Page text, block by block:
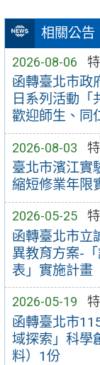
相關公告
2026-08-06
函轉臺北市政
日系列活動「
歡迎師生、同
2026-08-03
臺北市濱江實
縮短修業年限
2026-05-25
函轉臺北市立
異教育方案-
表」實施計畫
2026-05-19
函轉臺北市
域探索」科學
料）1份